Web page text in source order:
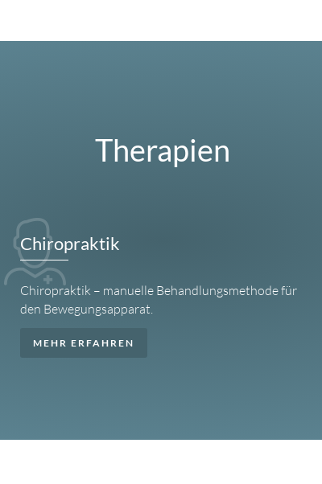
Therapien
Chiropraktik
Chiropraktik – manuelle Behandlungsmethode für
den Bewegungsapparat.
MEHR ERFAHREN